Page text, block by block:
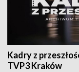
Kadry z
TVP3 Kraków